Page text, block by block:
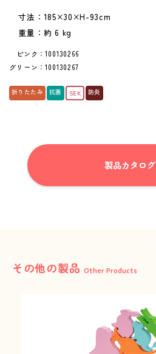
寸法：185×30×H-93cm
重量：約 6 kg
ピンク：100130266
グリーン：100130267
折りたたみ 抗菌 SEK 防炎
製品カタログ
その他の製品 Other Products